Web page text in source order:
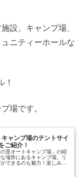
設、キャンプ場、
ニティーホールな
！
場です。
ャンプ場のテントサイ
ご紹介！
里オートキャンプ場」の紹
場所にあるキャンプ場。リ
できるのも魅力！楽しみ方